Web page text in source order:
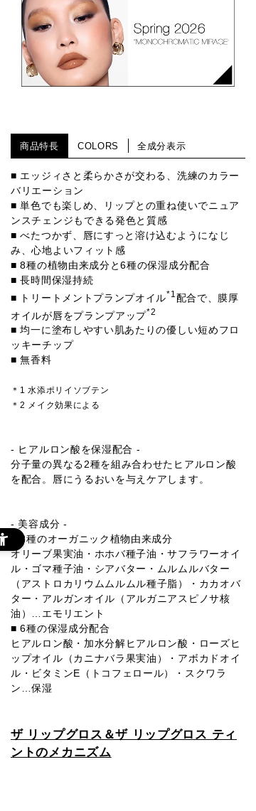
商品特長 COLORS 全成分表示
■ エッジィさと柔らかさが交わる、洗練のカラー
バリエーション
■ 単色でも楽しめ、リップとの重ね使いでニュア
ンスチェンジもできる発色と質感
■ べたつかず、唇にすっと溶け込むようになじ
み、心地よいフィット感
■ 8種の植物由来成分と6種の保湿成分配合
■ 長時間保湿持続
■ トリートメントプランプオイル*1 配合で、膜厚
オイルが唇をプランプアップ*2
■ 均一に塗布しやすい肌あたりの優しい短めフロ
ッキーチップ
■ 無香料
＊1 水添ポリイソブテン
＊2 メイク効果による
- ヒアルロン酸を保湿配合 -
分子量の異なる2種を組み合わせたヒアルロン酸
を配合。唇にうるおいを与えケアします。
- 美容成分 -
■ 8種のオーガニック植物由来成分
オリーブ果実油・ホホバ種子油・サフラワーオイ
ル・ゴマ種子油・シアバター・ムルムルバター
（アストロカリウムムルムル種子脂）・カカオバ
ター・アルガンオイル（アルガニアスピノサ核
油）…エモリエント
■ 6種の保湿成分配合
ヒアルロン酸・加水分解ヒアルロン酸・ローズヒ
ップオイル（カニナバラ果実油）・アボカドオイ
ル・ビタミンE（トコフェロール）・スクワラ
ン…保湿
ザ リップグロス＆ザ リップグロス ティ
ントのメカニズム